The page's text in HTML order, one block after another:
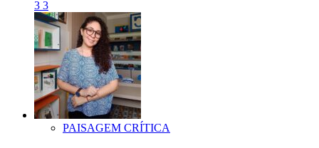
3 3
PAISAGEM CRÍTICA